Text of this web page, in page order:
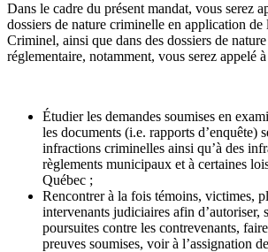
Dans le cadre du présent mandat, vous serez
dossiers de nature criminelle en application
Criminel, ainsi que dans des dossiers de
réglementaire, notamment, vous serez appelé à
Étudier les demandes soumises en
les documents (i.e. rapports d’enquête)
infractions criminelles ainsi qu’à des
règlements municipaux et à certaines
Québec ;
Rencontrer à la fois témoins, victimes,
intervenants judiciaires afin d’autoriser,
poursuites contre les contrevenants,
preuves soumises, voir à l’assignation